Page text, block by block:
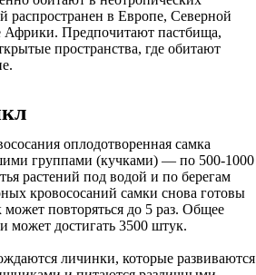
распространен в Европе, Северной
Африки. Предпочитают пастбища,
пространства, где обитают
оплодотворенная самка
группами (кучками) — по 500-1000
растений под водой и по берегам
кровососаний самки снова готовы
повторяться до 5 раз. Общее
может достигать 3500 штук.
личинки, которые развиваются